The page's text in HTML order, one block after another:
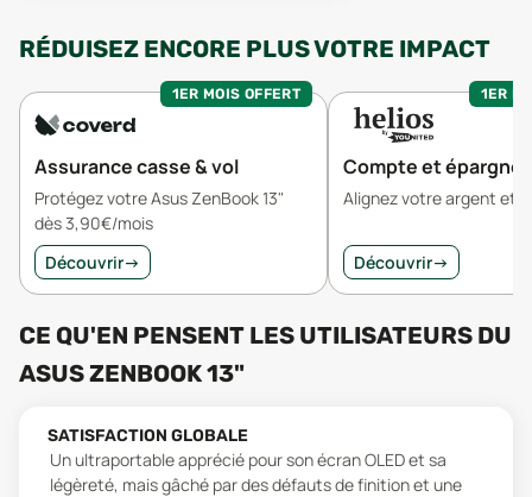
RÉDUISEZ ENCORE PLUS VOTRE IMPACT
1ER MOIS OFFERT
Assurance casse & vol
Protégez votre Asus ZenBook 13"
dès 3,90€/mois
Découvrir→
1ER
Compte et épargne
Alignez votre argent et
Découvrir→
CE QU'EN PENSENT LES UTILISATEURS DU
ASUS ZENBOOK 13"
SATISFACTION GLOBALE
Un ultraportable apprécié pour son écran OLED et sa
légèreté, mais gâché par des défauts de finition et une